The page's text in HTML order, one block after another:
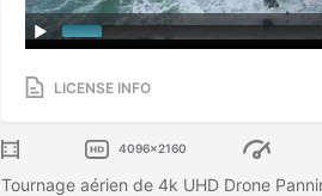
LICENSE INFO
4096x2160
Tournage aérien de 4k UHD Drone